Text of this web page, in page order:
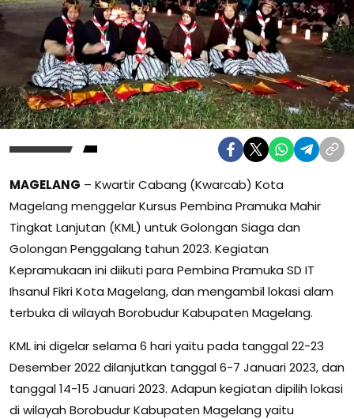
MAGELANG – Kwartir Cabang (Kwarcab) Kota
Magelang menggelar Kursus Pembina Pramuka Mahir
Tingkat Lanjutan (KML) untuk Golongan Siaga dan
Golongan Penggalang tahun 2023. Kegiatan
Kepramukaan ini diikuti para Pembina Pramuka SD IT
Ihsanul Fikri Kota Magelang, dan mengambil lokasi alam
terbuka di wilayah Borobudur Kabupaten Magelang.
KML ini digelar selama 6 hari yaitu pada tanggal 22-23
Desember 2022 dilanjutkan tanggal 6-7 Januari 2023, dan
tanggal 14-15 Januari 2023. Adapun kegiatan dipilih lokasi
di wilayah Borobudur Kabupaten Magelang yaitu